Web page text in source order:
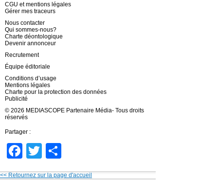
CGU et mentions légales
Gérer mes traceurs
Nous contacter
Qui sommes-nous?
Charte déontologique
Devenir annonceur
Recrutement
Équipe éditoriale
Conditions d’usage
Mentions légales
Charte pour la protection des données
Publicité
© 2026 MEDIASCOPE Partenaire Média- Tous droits
réservés
Partager :
Facebook
Twitter
<< Retournez sur la page d'accueil